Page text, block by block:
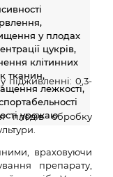
у плодах
цукрів,
клітинних
тканин,
лежкості,
урожаю
підживленні: 0,3-
плодів обробку
враховуючи
препарату,